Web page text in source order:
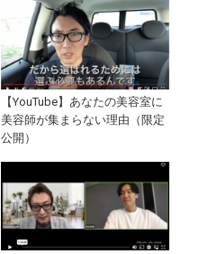
【YouTube】あなたの美容室に
美容師が集まらない理由（限定
公開）